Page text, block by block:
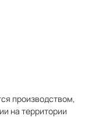
производством,
на территории